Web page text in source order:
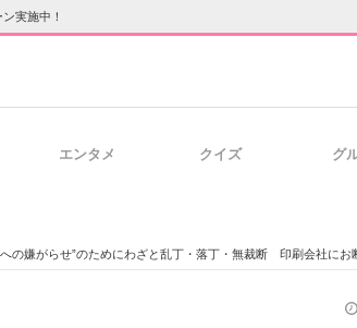
実施中！
働き方のヒント
エンタメ クイズ グ
の嫌がらせ”のためにわざと乱丁・落丁・無裁断 印刷会社にお断